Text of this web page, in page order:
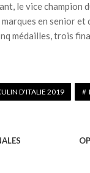
le vice champion
marques en senior
médailles, trois
D'ITALIE 2019